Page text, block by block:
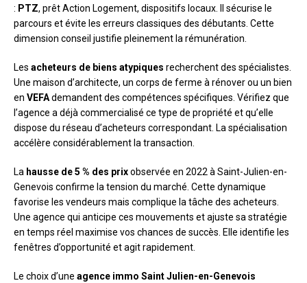
: PTZ, prêt Action Logement, dispositifs locaux. Il sécurise le
parcours et évite les erreurs classiques des débutants. Cette
dimension conseil justifie pleinement la rémunération.
Les acheteurs de biens atypiques recherchent des spécialistes.
Une maison d’architecte, un corps de ferme à rénover ou un bien
en VEFAdemandent des compétences spécifiques. Vérifiez que
l’agence a déjà commercialisé ce type de propriété et qu’elle
dispose du réseau d’acheteurs correspondant. La spécialisation
accélère considérablement la transaction.
La hausse de 5 % des prixobservée en 2022 à Saint-Julien-en-
Genevois confirme la tension du marché. Cette dynamique
favorise les vendeurs mais complique la tâche des acheteurs.
Une agence qui anticipe ces mouvements et ajuste sa stratégie
en temps réel maximise vos chances de succès. Elle identifie les
fenêtres d’opportunité et agit rapidement.
Le choix d’une agence immo Saint Julien-en-Genevois